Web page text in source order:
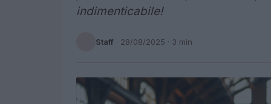
indimenticabile!
Staff · 28/08/2025 · 3 min